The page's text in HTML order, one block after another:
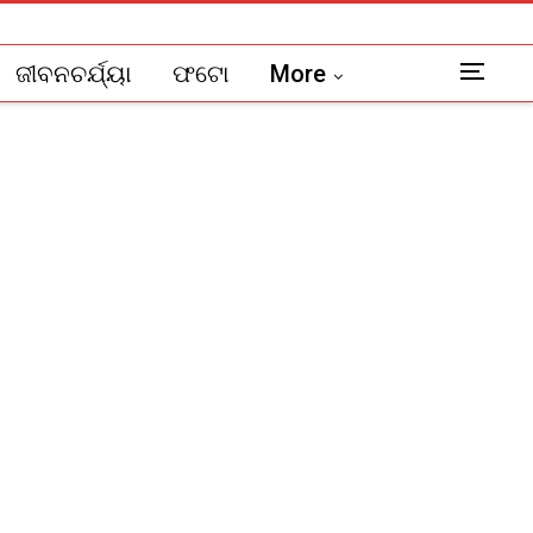
ଜୀବନଚର୍ଯ୍ୟା ଫଟୋ More